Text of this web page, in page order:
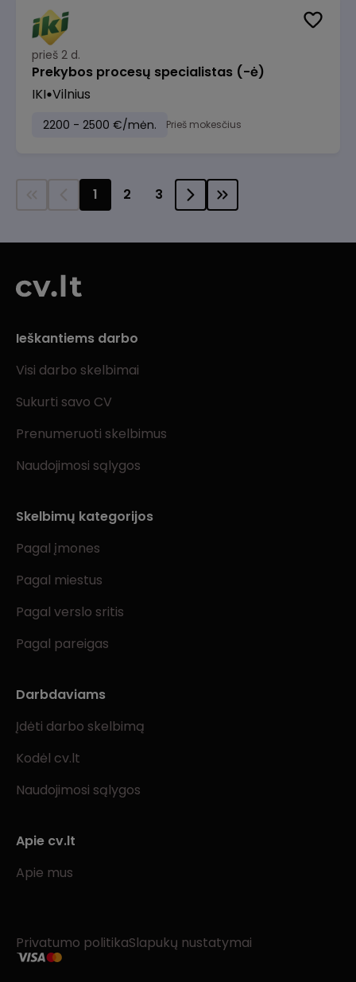
prieš 2 d.
Prekybos procesų specialistas (-ė)
IKI Vilnius
2200 - 2500 €/mėn. Prieš mokesčius
1 2 3
Ieškantiems darbo
Visi darbo skelbimai
Sukurti savo CV
Prenumeruoti skelbimus
Naudojimosi sąlygos
Skelbimų kategorijos
Pagal įmones
Pagal miestus
Pagal verslo sritis
Pagal pareigas
Darbdaviams
Įdėti darbo skelbimą
Kodėl cv.lt
Naudojimosi sąlygos
Apie cv.lt
Apie mus
Privatumo politikaSlapukų nustatymai